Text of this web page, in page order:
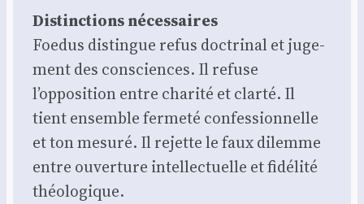
Dis­tinc­tions néces­saires
Foe­dus dis­tingue refus doc­tri­nal et juge­
ment des consciences. Il refuse
l’opposition entre cha­ri­té et clar­té. Il
tient ensemble fer­me­té confes­sion­nelle
et ton mesu­ré. Il rejette le faux dilemme
entre ouver­ture intel­lec­tuelle et fidé­li­té
théo­lo­gique.